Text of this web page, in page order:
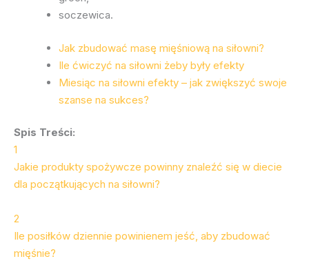
soczewica.
Jak zbudować masę mięśniową na siłowni?
Ile ćwiczyć na siłowni żeby były efekty
Miesiąc na siłowni efekty – jak zwiększyć swoje
szanse na sukces?
Spis Treści:
1
Jakie produkty spożywcze powinny znaleźć się w diecie
dla początkujących na siłowni?
2
Ile posiłków dziennie powinienem jeść, aby zbudować
mięśnie?